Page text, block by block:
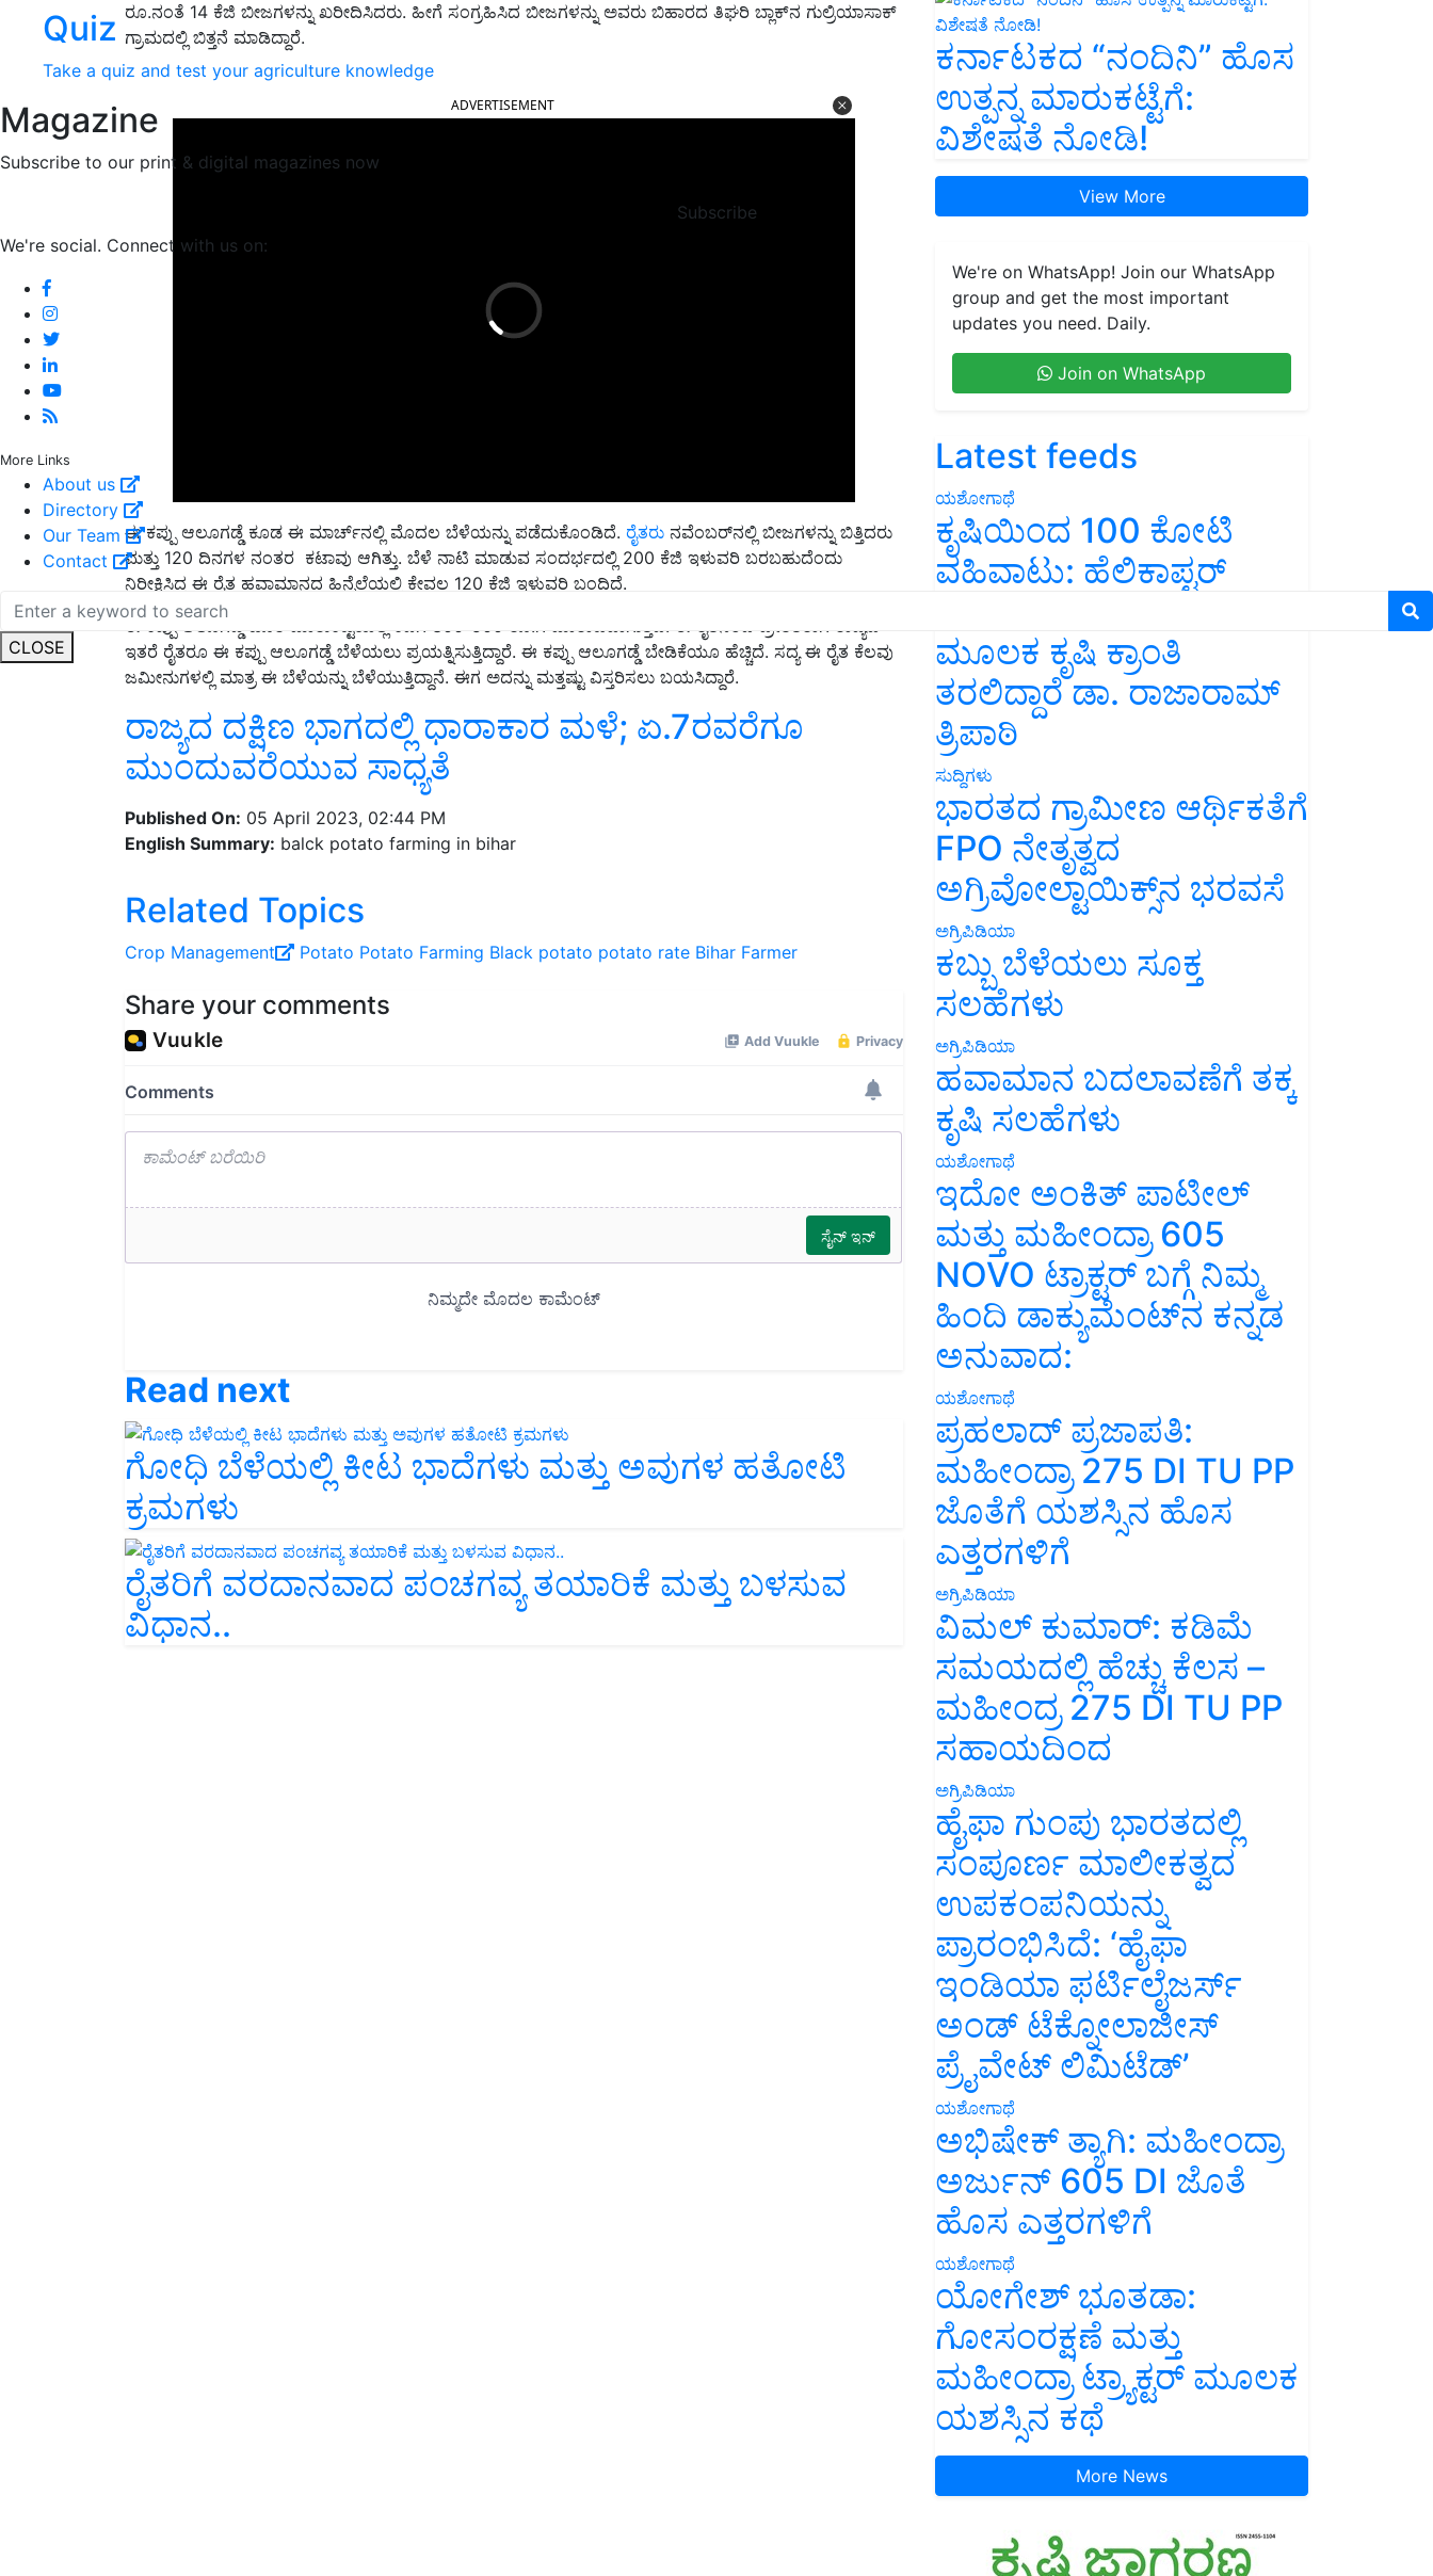
Quiz
Take a quiz and test your agriculture knowledge
Magazine
Subscribe to our print & digital magazines now
Subscribe
We're social. Connect with us on:
More Links
About us
Directory
Our Team
Contact
CLOSE
ರೂ.ನಂತೆ 14 ಕೆಜಿ ಬೀಜಗಳನ್ನು ಖರೀದಿಸಿದರು. ಹೀಗೆ ಸಂಗ್ರಹಿಸಿದ ಬೀಜಗಳನ್ನು ಅವರು ಬಿಹಾರದ ತಿಘರಿ ಬ್ಲಾಕ್‌ನ ಗುಲ್ರಿಯಾಸಾಕ್
ಗ್ರಾಮದಲ್ಲಿ ಬಿತ್ತನೆ ಮಾಡಿದ್ದಾರೆ.
ಈ ಕಪ್ಪು ಆಲೂಗಡ್ಡೆ ಕೂಡ ಈ ಮಾರ್ಚ್‌ನಲ್ಲಿ ಮೊದಲ ಬೆಳೆಯನ್ನು ಪಡೆದುಕೊಂಡಿದೆ.ರೈತರುನವೆಂಬರ್‌ನಲ್ಲಿ ಬೀಜಗಳನ್ನು ಬಿತ್ತಿದರು
ಮತ್ತು 120 ದಿನಗಳ ನಂತರ ಕಟಾವು ಆಗಿತ್ತು. ಬೆಳೆ ನಾಟಿ ಮಾಡುವ ಸಂದರ್ಭದಲ್ಲಿ 200 ಕೆಜಿ ಇಳುವರಿ ಬರಬಹುದೆಂದು
ನಿರೀಕ್ಷಿಸಿದ್ದ ಈ ರೈತ ಹವಾಮಾನದ ಹಿನ್ನೆಲೆಯಲ್ಲಿ ಕೇವಲ 120 ಕೆಜಿ ಇಳುವರಿ ಬಂದಿದೆ.
ಈ ಕಪ್ಪು ಆಲೂಗಡ್ಡೆ ಹೊರ ಮಾರುಕಟ್ಟೆಯಲ್ಲಿ ಕೆಜಿಗೆ 300-500 ರೂ.ಗೆ ಮಾರಾಟವಾಗುತ್ತದೆ. ಈ ರೈತನಿಂದ ಪ್ರೇರಿತರಾಗಿ ರಾಜ್ಯದ
ಇತರೆ ರೈತರೂ ಈ ಕಪ್ಪು ಆಲೂಗಡ್ಡೆ ಬೆಳೆಯಲು ಪ್ರಯತ್ನಿಸುತ್ತಿದ್ದಾರೆ. ಈ ಕಪ್ಪು ಆಲೂಗಡ್ಡೆ ಬೇಡಿಕೆಯೂ ಹೆಚ್ಚಿದೆ. ಸದ್ಯ ಈ ರೈತ ಕೆಲವು
ಜಮೀನುಗಳಲ್ಲಿ ಮಾತ್ರ ಈ ಬೆಳೆಯನ್ನು ಬೆಳೆಯುತ್ತಿದ್ದಾನೆ. ಈಗ ಅದನ್ನು ಮತ್ತಷ್ಟು ವಿಸ್ತರಿಸಲು ಬಯಸಿದ್ದಾರೆ.
ರಾಜ್ಯದ ದಕ್ಷಿಣ ಭಾಗದಲ್ಲಿ ಧಾರಾಕಾರ ಮಳೆ; ಏ.7ರವರೆಗೂ
ಮುಂದುವರೆಯುವ ಸಾಧ್ಯತೆ
05 April 2023, 02:44 PM
English Summary:balck potato farming in bihar
Related Topics
Crop Management Potato Potato Farming
ಗೋಧಿ ಬೆಳೆಯಲ್ಲಿ ಕೀಟ ಭಾದೆಗಳು ಮತ್ತು ಅವುಗಳ ಹತೋಟಿ
ಕ್ರಮಗಳು
ರೈತರಿಗೆ ವರದಾನವಾದ ಪಂಚಗವ್ಯ ತಯಾರಿಕೆ ಮತ್ತು ಬಳಸುವ
ವಿಧಾನ..
ಕರ್ನಾಟಕದ “ನಂದಿನಿ” ಹೊಸ
ಉತ್ಪನ್ನ ಮಾರುಕಟ್ಟೆಗೆ:
ವಿಶೇಷತೆ ನೋಡಿ!
View More
We're on WhatsApp! Join our WhatsApp
group and get the most important
updates you need. Daily.
Join on WhatsApp
Latest feeds
ಯಶೋಗಾಥೆ
ಕೃಷಿಯಿಂದ 100 ಕೋಟಿ
ವಹಿವಾಟು: ಹೆಲಿಕಾಪ್ಟರ್
ಮೂಲಕ ಕೃಷಿ ಕ್ರಾಂತಿ
ತರಲಿದ್ದಾರೆ ಡಾ. ರಾಜಾರಾಮ್
ತ್ರಿಪಾಠಿ
ಸುದ್ದಿಗಳು
ಭಾರತದ ಗ್ರಾಮೀಣ ಆರ್ಥಿಕತೆಗೆ
FPO ನೇತೃತ್ವದ
ಅಗ್ರಿವೋಲ್ಟಾಯಿಕ್ಸ್‌ನ ಭರವಸೆ
ಅಗ್ರಿಪಿಡಿಯಾ
ಕಬ್ಬು ಬೆಳೆಯಲು ಸೂಕ್ತ
ಸಲಹೆಗಳು
ಅಗ್ರಿಪಿಡಿಯಾ
ಹವಾಮಾನ ಬದಲಾವಣೆಗೆ ತಕ್ಕ
ಕೃಷಿ ಸಲಹೆಗಳು
ಯಶೋಗಾಥೆ
ಇದೋ ಅಂಕಿತ್ ಪಾಟೀಲ್
ಮತ್ತು ಮಹೀಂದ್ರಾ 605
NOVO ಟ್ರಾಕ್ಟರ್ ಬಗ್ಗೆ ನಿಮ್ಮ
ಹಿಂದಿ ಡಾಕ್ಯುಮೆಂಟ್‌ನ ಕನ್ನಡ
ಅನುವಾದ:
ಯಶೋಗಾಥೆ
ಪ್ರಹಲಾದ್ ಪ್ರಜಾಪತಿ:
ಮಹೀಂದ್ರಾ 275 DI TU PP
ಜೊತೆಗೆ ಯಶಸ್ಸಿನ ಹೊಸ
ಎತ್ತರಗಳಿಗೆ
ಅಗ್ರಿಪಿಡಿಯಾ
ವಿಮಲ್ ಕುಮಾರ್: ಕಡಿಮೆ
ಸಮಯದಲ್ಲಿ ಹೆಚ್ಚು ಕೆಲಸ –
ಮಹೀಂದ್ರ 275 DI TU PP
ಸಹಾಯದಿಂದ
ಅಗ್ರಿಪಿಡಿಯಾ
ಹೈಫಾ ಗುಂಪು ಭಾರತದಲ್ಲಿ
ಸಂಪೂರ್ಣ ಮಾಲೀಕತ್ವದ
ಉಪಕಂಪನಿಯನ್ನು
ಪ್ರಾರಂಭಿಸಿದೆ: ‘ಹೈಫಾ
ಇಂಡಿಯಾ ಫರ್ಟಿಲೈಜರ್ಸ್
ಅಂಡ್ ಟೆಕ್ನೋಲಾಜೀಸ್
ಪ್ರೈವೇಟ್ ಲಿಮಿಟೆಡ್’
ಯಶೋಗಾಥೆ
ಅಭಿಷೇಕ್ ತ್ಯಾಗಿ: ಮಹೀಂದ್ರಾ
ಅರ್ಜುನ್ 605 DI ಜೊತೆ
ಹೊಸ ಎತ್ತರಗಳಿಗೆ
ಯಶೋಗಾಥೆ
ಯೋಗೇಶ್ ಭೂತಡಾ:
ಗೋಸಂರಕ್ಷಣೆ ಮತ್ತು
ಮಹೀಂದ್ರಾ ಟ್ರ್ಯಾಕ್ಟರ್ ಮೂಲಕ
ಯಶಸ್ಸಿನ ಕಥೆ
More News